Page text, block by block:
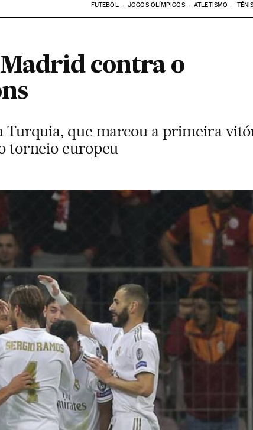
FUTEBOL JOGOS OLÍMPICOS ATLETISMO TÊNIS
contra o
Turquia, que marcou a primeira
torneio europeu